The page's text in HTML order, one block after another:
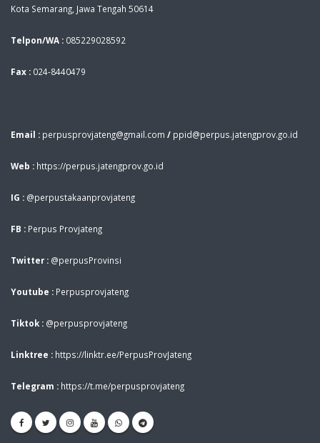
Kota Semarang, Jawa Tengah 50614
Telpon/WA : 085229028592
Fax : 024-8440479
Email : perpusprovjateng@gmail.com / ppid@perpus.jatengprov.go.id
Web : https://perpus.jatengprov.go.id
IG : @perpustakaanprovjateng
FB : Perpus Provjateng
Twitter : @perpusProvinsi
Youtube : Perpusprovjateng
Tiktok : @perpusprovjateng
Linktree : https://linktr.ee/PerpusProvJateng
Telegram : https://t.me/perpusprovjateng